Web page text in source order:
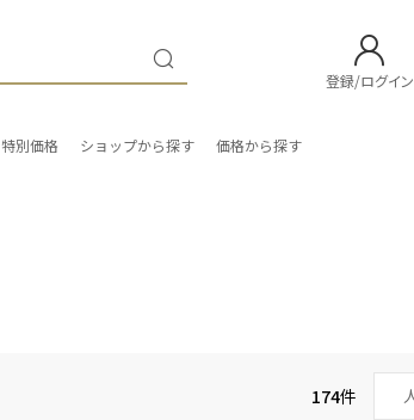
登録/ログイン
特別価格 ショップから探す 価格から探す
174件